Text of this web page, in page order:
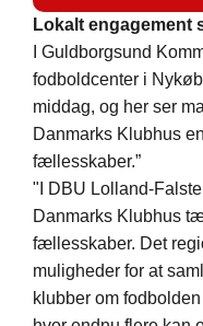
Lokalt engagement
I Guldborgsund
fodboldcenter i
middag, og her ser
Danmarks Klubhus
fællesskaber.”
"I DBU Lolland-
Danmarks Klubhus
fællesskaber. Det
muligheder for at
klubber om